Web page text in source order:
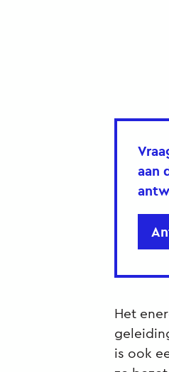
aan
Het
is ook